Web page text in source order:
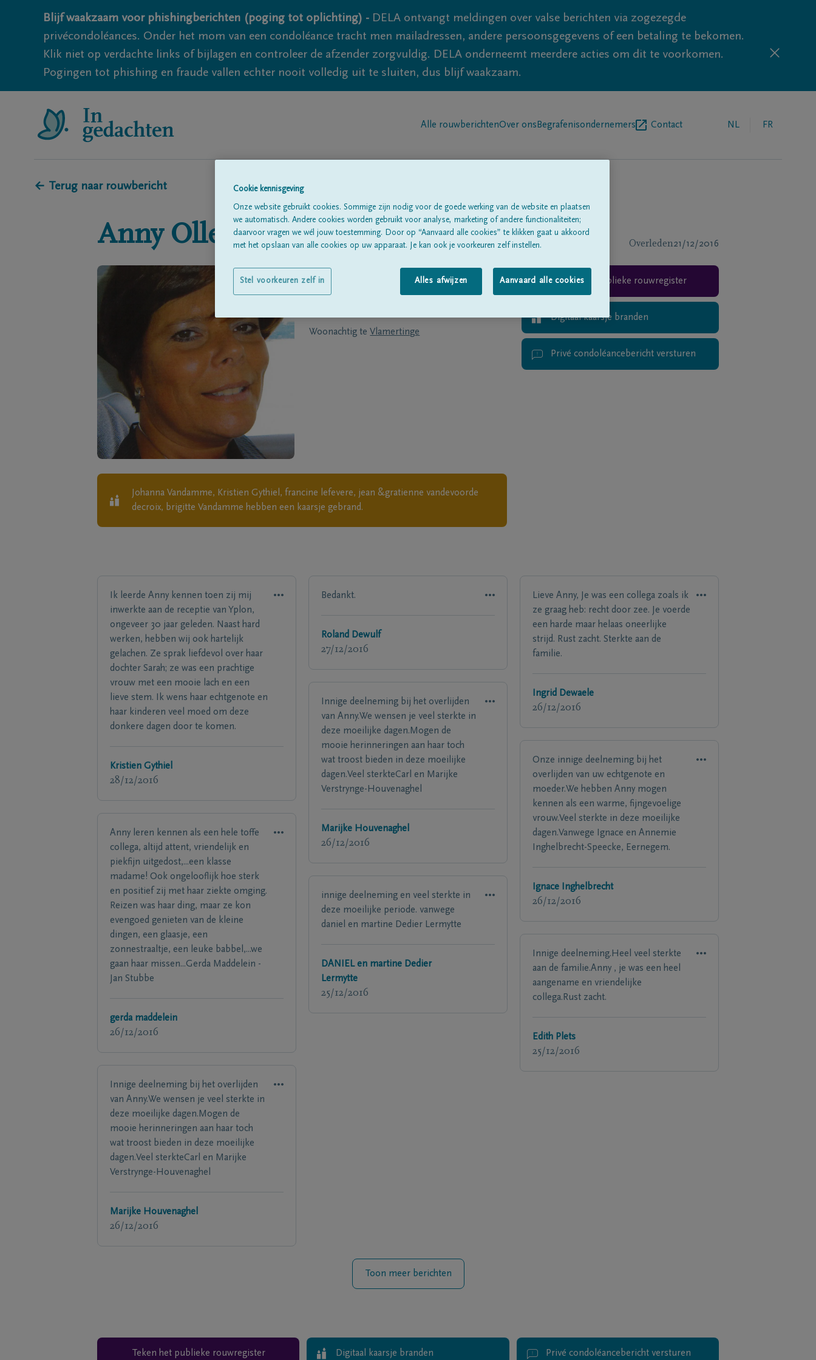
Blijf waakzaam voor phishingberichten (poging tot oplichting) - DELA ontvangt meldingen over valse berichten via zogezegde
privécondoléances. Onder het mom van een condoléance tracht men mailadressen, andere persoonsgegevens of een betaling te bekomen.
Klik niet op verdachte links of bijlagen en controleer de afzender zorgvuldig. DELA onderneemt meerdere acties om dit te voorkomen.
Pogingen tot phishing en fraude vallen echter nooit volledig uit te sluiten, dus blijf waakzaam.
Alle rouwberichtenOver ons Begrafenisondernemers Contact NL FR
← Terug naar rouwbericht
Anny Ollevier Overleden21/12/2016
Geboren te
Woonachtig te Vlamertinge
Johanna Vandamme, Kristien Gythiel, francine lefevere, jean &gratienne vandevoorde
decroix, brigitte Vandamme hebben een kaarsje gebrand.
Teken het publieke rouwregister
Digitaal kaarsje branden
Privé condoléancebericht versturen
Ik leerde Anny kennen toen zij mij
inwerkte aan de receptie van Yplon,
ongeveer 30 jaar geleden. Naast hard
werken, hebben wij ook hartelijk
gelachen. Ze sprak liefdevol over haar
dochter Sarah; ze was een prachtige
vrouw met een mooie lach en een
lieve stem. Ik wens haar echtgenote en
haar kinderen veel moed om deze
donkere dagen door te komen.
Kristien Gythiel
28/12/2016
Anny leren kennen als een hele toffe
collega, altijd attent, vriendelijk en
piekfijn uitgedost,...een klasse
madame! Ook ongelooflijk hoe sterk
en positief zij met haar ziekte omging.
Reizen was haar ding, maar ze kon
evengoed genieten van de kleine
dingen, een glaasje, een
zonnestraaltje, een leuke babbel,...we
gaan haar missen...Gerda Maddelein -
Jan Stubbe
gerda maddelein
26/12/2016
Innige deelneming bij het overlijden
van Anny.We wensen je veel sterkte in
deze moeilijke dagen.Mogen de
mooie herinneringen aan haar toch
wat troost bieden in deze moeilijke
dagen.Veel sterkteCarl en Marijke
Verstrynge-Houvenaghel
Marijke Houvenaghel
26/12/2016
Bedankt.
Roland Dewulf
27/12/2016
Innige deelneming bij het overlijden
van Anny.We wensen je veel sterkte in
deze moeilijke dagen.Mogen de
mooie herinneringen aan haar toch
wat troost bieden in deze moeilijke
dagen.Veel sterkteCarl en Marijke
Verstrynge-Houvenaghel
Marijke Houvenaghel
26/12/2016
innige deelneming en veel sterkte in
deze moeilijke periode. vanwege
daniel en martine Dedier Lermytte
DANIEL en martine Dedier
Lermytte
25/12/2016
Lieve Anny, Je was een collega zoals ik
ze graag heb: recht door zee. Je voerde
een harde maar helaas oneerlijke
strijd. Rust zacht. Sterkte aan de
familie.
Ingrid Dewaele
26/12/2016
Onze innige deelneming bij het
overlijden van uw echtgenote en
moeder.We hebben Anny mogen
kennen als een warme, fijngevoelige
vrouw.Veel sterkte in deze moeilijke
dagen.Vanwege Ignace en Annemie
Inghelbrecht-Speecke, Eernegem.
Ignace Inghelbrecht
26/12/2016
Innige deelneming.Heel veel sterkte
aan de familie.Anny , je was een heel
aangename en vriendelijke
collega.Rust zacht.
Edith Plets
25/12/2016
Toon meer berichten
Teken het publieke rouwregister Digitaal kaarsje branden Privé condoléancebericht versturen
Cookie kennisgeving
Onze website gebruikt cookies. Sommige zijn nodig voor de goede werking van de website en plaatsen
we automatisch. Andere cookies worden gebruikt voor analyse, marketing of andere functionaliteiten;
daarvoor vragen we wél jouw toestemming. Door op “Aanvaard alle cookies” te klikken gaat u akkoord
met het opslaan van alle cookies op uw apparaat. Je kan ook je voorkeuren zelf instellen.
Alles afwijzen Aanvaard alle cookies
Stel voorkeuren zelf in